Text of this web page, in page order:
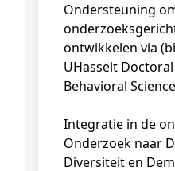
Ondersteuning
ontwikkelen via
UHasselt
Behavioral
Integratie in de
Onderzoek naar
Diversiteit en